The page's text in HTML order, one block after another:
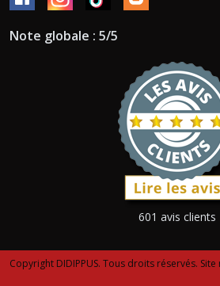
Note globale : 5/5
601 avis clients
Copyright DIDIPPUS. Tous droits réservés. Site